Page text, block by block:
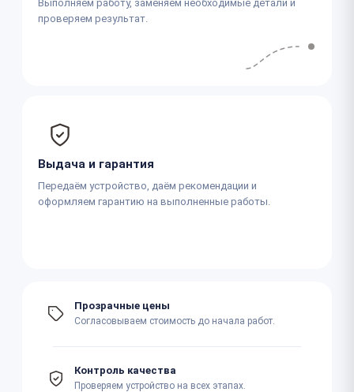
Выполняем работу, заменяем необходимые детали и
проверяем результат.
Выдача и гарантия
Передаём устройство, даём рекомендации и
оформляем гарантию на выполненные работы.
Прозрачные цены
Согласовываем стоимость до начала работ.
Контроль качества
Проверяем устройство на всех этапах.